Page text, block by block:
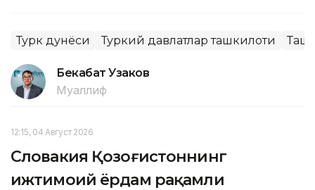
Турк дунёси Туркий давлатлар ташкилоти
Бекабат Узаков
Муаллиф
12:15, 04 Август 2026
Словакия Қозоғистоннинг
ижтимоий ёрдам рақамли